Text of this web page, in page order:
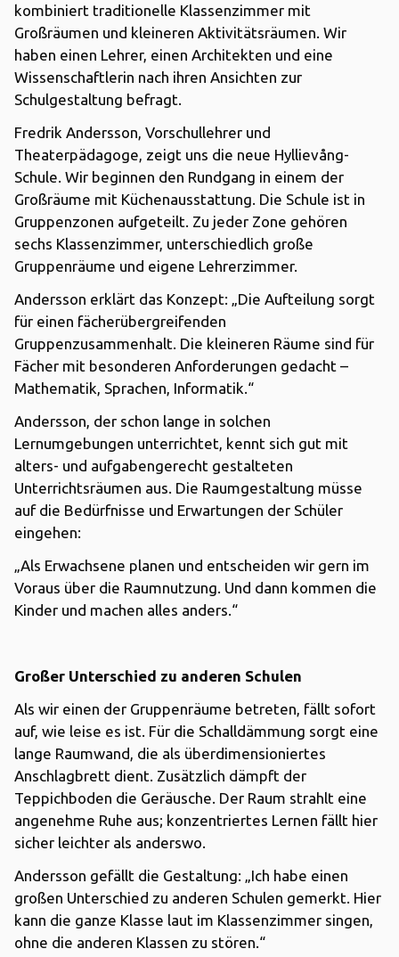
kombiniert traditionelle Klassenzimmer mit
Großräumen und kleineren Aktivitätsräumen. Wir
haben einen Lehrer, einen Architekten und eine
Wissenschaftlerin nach ihren Ansichten zur
Schulgestaltung befragt.
Fredrik Andersson, Vorschullehrer und
Theaterpädagoge, zeigt uns die neue Hyllievång-
Schule. Wir beginnen den Rundgang in einem der
Großräume mit Küchenausstattung. Die Schule ist in
Gruppenzonen aufgeteilt. Zu jeder Zone gehören
sechs Klassenzimmer, unterschiedlich große
Gruppenräume und eigene Lehrerzimmer.
Andersson erklärt das Konzept: „Die Aufteilung sorgt
für einen fächerübergreifenden
Gruppenzusammenhalt. Die kleineren Räume sind für
Fächer mit besonderen Anforderungen gedacht –
Mathematik, Sprachen, Informatik.“
Andersson, der schon lange in solchen
Lernumgebungen unterrichtet, kennt sich gut mit
alters- und aufgabengerecht gestalteten
Unterrichtsräumen aus. Die Raumgestaltung müsse
auf die Bedürfnisse und Erwartungen der Schüler
eingehen:
„Als Erwachsene planen und entscheiden wir gern im
Voraus über die Raumnutzung. Und dann kommen die
Kinder und machen alles anders.“
Großer Unterschied zu anderen Schulen
Als wir einen der Gruppenräume betreten, fällt sofort
auf, wie leise es ist. Für die Schalldämmung sorgt eine
lange Raumwand, die als überdimensioniertes
Anschlagbrett dient. Zusätzlich dämpft der
Teppichboden die Geräusche. Der Raum strahlt eine
angenehme Ruhe aus; konzentriertes Lernen fällt hier
sicher leichter als anderswo.
Andersson gefällt die Gestaltung: „Ich habe einen
großen Unterschied zu anderen Schulen gemerkt. Hier
kann die ganze Klasse laut im Klassenzimmer singen,
ohne die anderen Klassen zu stören.“